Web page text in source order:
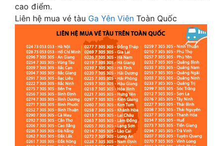
cao điểm.
Liên hệ mua vé tàu Ga Yên Viên Toàn Quốc